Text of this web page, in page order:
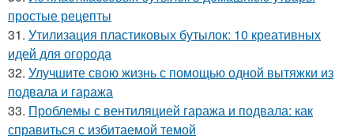
простые рецепты
31. Утилизация пластиковых бутылок: 10 креативных
идей для огорода
32. Улучшите свою жизнь с помощью одной вытяжки из
подвала и гаража
33. Проблемы с вентиляцией гаража и подвала: как
справиться с избитаемой темой